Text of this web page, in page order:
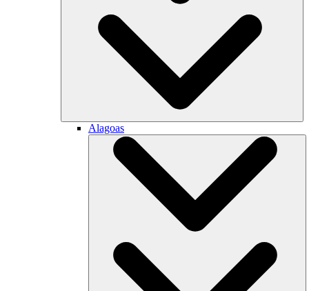
Alagoas